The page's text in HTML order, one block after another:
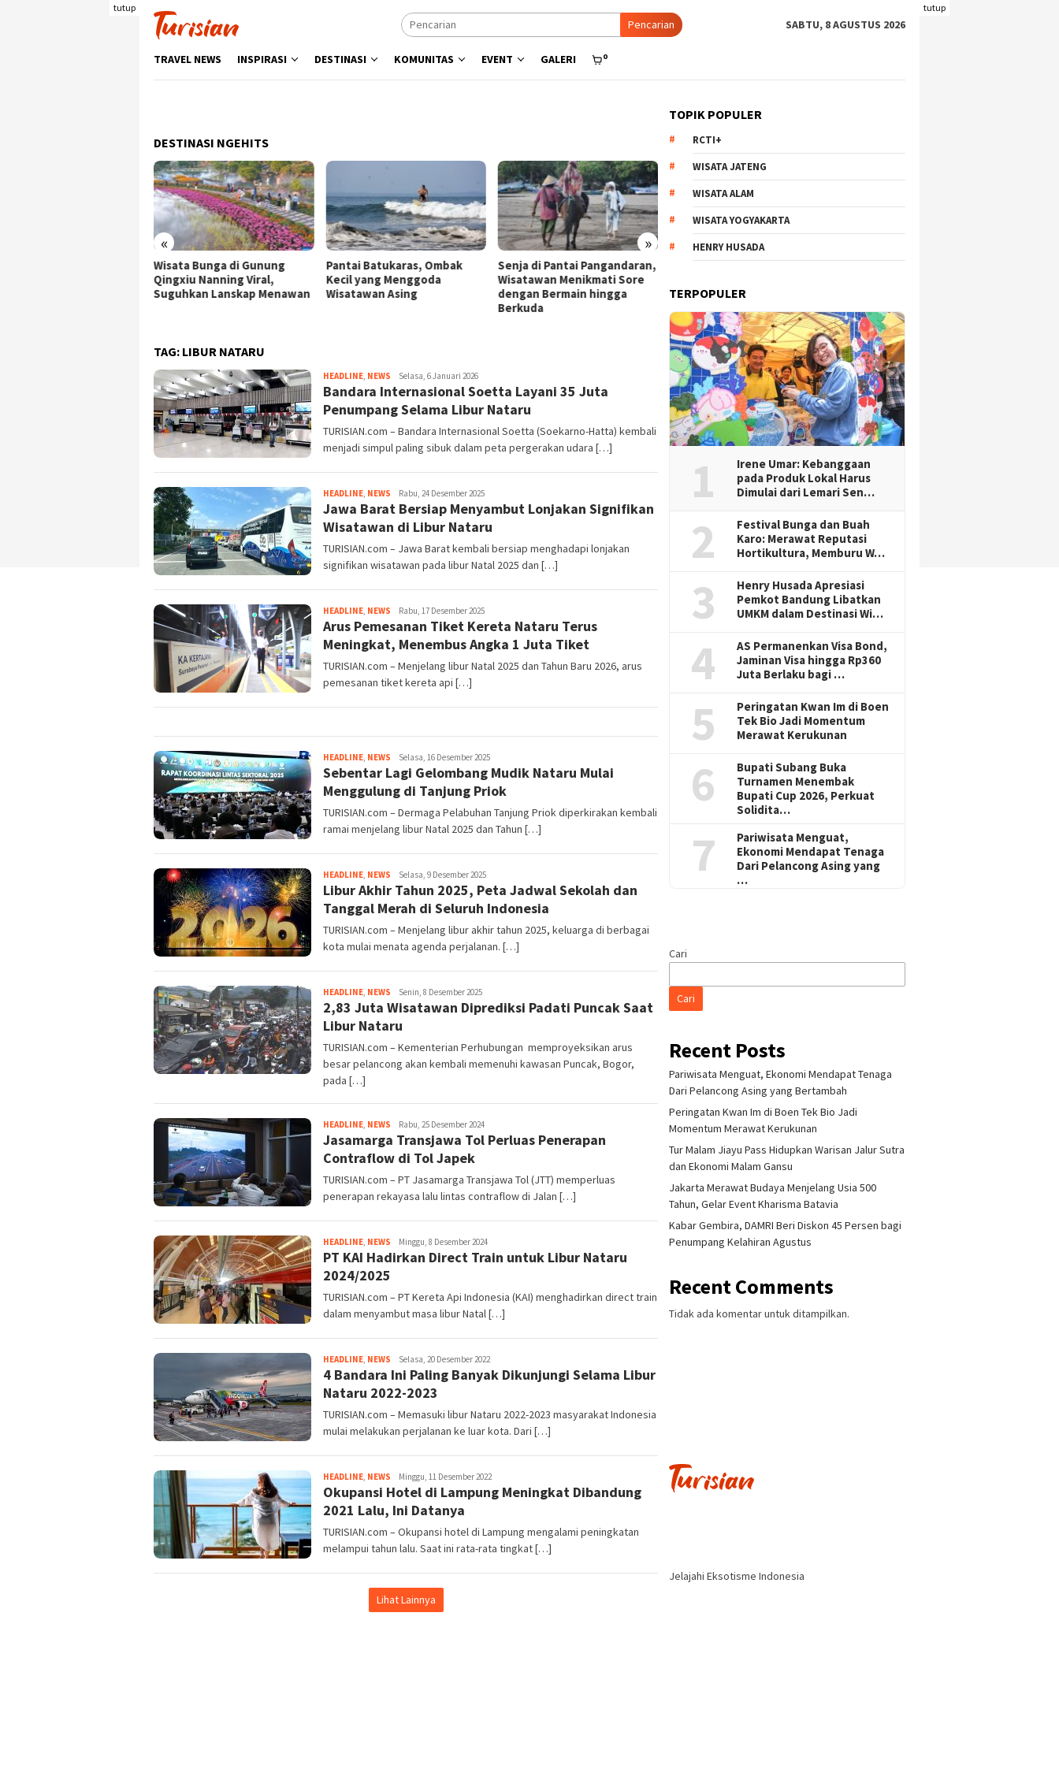
tutup tutup
Pencarian SABTU, 8 AGUSTUS 2026
TRAVEL NEWS INSPIRASI DESTINASI KOMUNITAS EVENT GALERI 0
DESTINASI NGEHITS
« »
Pantai Batukaras, Ombak
Kecil yang Menggoda
Wisatawan Asing
Senja di Pantai Pangandaran,
Wisatawan Menikmati Sore
dengan Bermain hingga
Menyisir Asa di Pantai Bulbul
Danau Toba, Potensi Wisata
Pasir Putih
Kebun Hortensia Brakseng di
Produktif ke Destinasi
Wisata Bunga di Gunung
TAG: LIBUR NATARU
HEADLINE, NEWS Tim
Redaksi
Selasa, 6 Januari 2026
Bandara Internasional Soetta Layani 35 Juta
Penumpang Selama Libur Nataru
TURISIAN.com – Bandara Internasional Soetta (Soekarno-Hatta) kembali
menjadi simpul paling sibuk dalam peta pergerakan udara […]
HEADLINE, NEWS Tim
Redaksi
Rabu, 24 Desember 2025
Jawa Barat Bersiap Menyambut Lonjakan Signifikan
Wisatawan di Libur Nataru
TURISIAN.com – Jawa Barat kembali bersiap menghadapi lonjakan
signifikan wisatawan pada libur Natal 2025 dan […]
HEADLINE, NEWS Tim
Redaksi
Rabu, 17 Desember 2025
Arus Pemesanan Tiket Kereta Nataru Terus
Meningkat, Menembus Angka 1 Juta Tiket
TURISIAN.com – Menjelang libur Natal 2025 dan Tahun Baru 2026, arus
pemesanan tiket kereta api […]
HEADLINE, NEWS Tim
Redaksi
Selasa, 16 Desember 2025
Sebentar Lagi Gelombang Mudik Nataru Mulai
Menggulung di Tanjung Priok
TURISIAN.com – Dermaga Pelabuhan Tanjung Priok diperkirakan kembali
ramai menjelang libur Natal 2025 dan Tahun […]
HEADLINE, NEWS Tim
Redaksi
Selasa, 9 Desember 2025
Libur Akhir Tahun 2025, Peta Jadwal Sekolah dan
Tanggal Merah di Seluruh Indonesia
TURISIAN.com – Menjelang libur akhir tahun 2025, keluarga di berbagai
kota mulai menata agenda perjalanan. […]
HEADLINE, NEWS Tim
Redaksi
Senin, 8 Desember 2025
2,83 Juta Wisatawan Diprediksi Padati Puncak Saat
Libur Nataru
TURISIAN.com – Kementerian Perhubungan memproyeksikan arus
besar pelancong akan kembali memenuhi kawasan Puncak, Bogor,
pada […]
HEADLINE, NEWS Tim
Redaksi
Rabu, 25 Desember 2024
Jasamarga Transjawa Tol Perluas Penerapan
Contraflow di Tol Japek
TURISIAN.com – PT Jasamarga Transjawa Tol (JTT) memperluas
penerapan rekayasa lalu lintas contraflow di Jalan […]
HEADLINE, NEWS Tim
Redaksi
Minggu, 8 Desember 2024
PT KAI Hadirkan Direct Train untuk Libur Nataru
2024/2025
TURISIAN.com – PT Kereta Api Indonesia (KAI) menghadirkan direct train
dalam menyambut masa libur Natal […]
HEADLINE, NEWS Tim
Redaksi
Selasa, 20 Desember 2022
4 Bandara Ini Paling Banyak Dikunjungi Selama Libur
Nataru 2022-2023
TURISIAN.com – Memasuki libur Nataru 2022-2023 masyarakat Indonesia
mulai melakukan perjalanan ke luar kota. Dari […]
HEADLINE, NEWS Tim
Redaksi
Minggu, 11 Desember 2022
Okupansi Hotel di Lampung Meningkat Dibandung
2021 Lalu, Ini Datanya
TURISIAN.com – Okupansi hotel di Lampung mengalami peningkatan
melampui tahun lalu. Saat ini rata-rata tingkat […]
Lihat Lainnya
TOPIK POPULER
RCTI+
WISATA JATENG
WISATA ALAM
WISATA YOGYAKARTA
HENRY HUSADA
TERPOPULER
1
Irene Umar: Kebanggaan
pada Produk Lokal Harus
Dimulai dari Lemari Sen…
2
Festival Bunga dan Buah
Karo: Merawat Reputasi
Hortikultura, Memburu W…
3
Henry Husada Apresiasi
Pemkot Bandung Libatkan
UMKM dalam Destinasi Wi…
4
AS Permanenkan Visa Bond,
Jaminan Visa hingga Rp360
Juta Berlaku bagi …
5
Peringatan Kwan Im di Boen
Tek Bio Jadi Momentum
Merawat Kerukunan
6
Bupati Subang Buka
Turnamen Menembak
Bupati Cup 2026, Perkuat
Solidita…
7
Pariwisata Menguat,
Ekonomi Mendapat Tenaga
Dari Pelancong Asing yang
…
Cari
Cari
Recent Posts
Pariwisata Menguat, Ekonomi Mendapat Tenaga
Dari Pelancong Asing yang Bertambah
Peringatan Kwan Im di Boen Tek Bio Jadi
Momentum Merawat Kerukunan
Tur Malam Jiayu Pass Hidupkan Warisan Jalur Sutra
dan Ekonomi Malam Gansu
Jakarta Merawat Budaya Menjelang Usia 500
Tahun, Gelar Event Kharisma Batavia
Kabar Gembira, DAMRI Beri Diskon 45 Persen bagi
Penumpang Kelahiran Agustus
Recent Comments
Tidak ada komentar untuk ditampilkan.
Jelajahi Eksotisme Indonesia